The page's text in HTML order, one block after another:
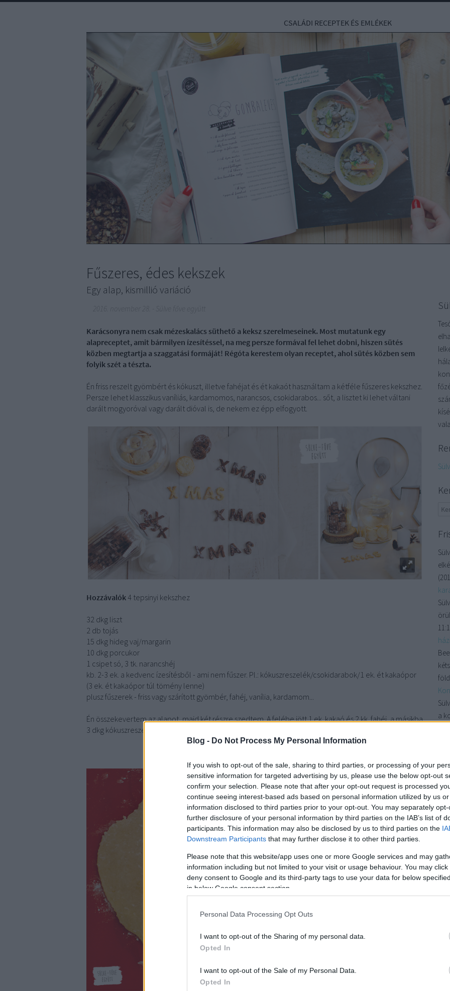
Blog - Do Not Process My Personal Information
If you wish to opt-out of the sale, sharing to third parties, or processing of your
sensitive information for targeted advertising by us, please use the below opt-out
confirm your selection. Please note that after your opt-out request is processed
continue seeing interest-based ads based on personal information utilized by us
information disclosed to third parties prior to your opt-out. You may separately
further disclosure of your personal information by third parties on the IAB’s list of
participants. This information may also be disclosed by us to third parties on the
Downstream Participants that may further disclose it to other third parties.
Please note that this website/app uses one or more Google services and may
information including but not limited to your visit or usage behaviour. You may
deny consent to Google and its third-party tags to use your data for below
in below Google consent section.
Personal Data Processing Opt Outs
I want to opt-out of the Sharing of my personal data.
Opted In
I want to opt-out of the Sale of my Personal Data.
Opted In
CSALÁDI RECEPTEK ÉS EMLÉKEK
Fűszeres, édes kekszek
Egy alap, kismillió variáció
Karácsonyra nem csak mézeskalács süthető a keksz szerelmeseinek. Most mutatunk egy
alapreceptet, amit bármilyen ízesítéssel, na meg persze formával fel lehet dobni, hiszen sütés
közben megtartja a szaggatási formáját! Régóta kerestem olyan receptet, ahol sütés közben sem
folyik szét a tészta.
Én friss reszelt gyömbért és kókuszt, illetve fahéjat és ét kakaót használtam a kétféle fűszeres kekszhez.
Persze lehet klasszikus vaníliás, kardamomos, narancsos, csokidarabos... sőt, a lisztet ki lehet váltani
darált mogyoróval vagy darált dióval is, de nekem ez épp elfogyott.
Hozzávalók 4 tepsinyi kekszhez
32 dkg liszt
2 db tojás
15 dkg hideg vaj/margarin
10 dkg porcukor
1 csipet só, 3 tk. narancshéj
kb. 2-3 ek. a kedvenc ízesítésből - ami nem fűszer. Pl.: kókuszreszelék/csokidarabok/1 ek. ét kakaópor
(3 ek. ét kakaópor túl tömény lenne)
plusz fűszerek - friss vagy szárított gyömbér, fahéj, vanília, kardamom...
Én összekevertem az alapot, majd két részre szedtem. A felébe jött 1 ek. kakaó és 2 kk. fahéj, a másikba
3 dkg kókuszreszelék és 2 kk. friss gyömbér.
(
a